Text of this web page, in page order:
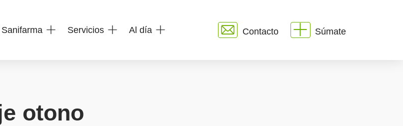
Sanifarma Servicios Al día Contacto Súmate
otono